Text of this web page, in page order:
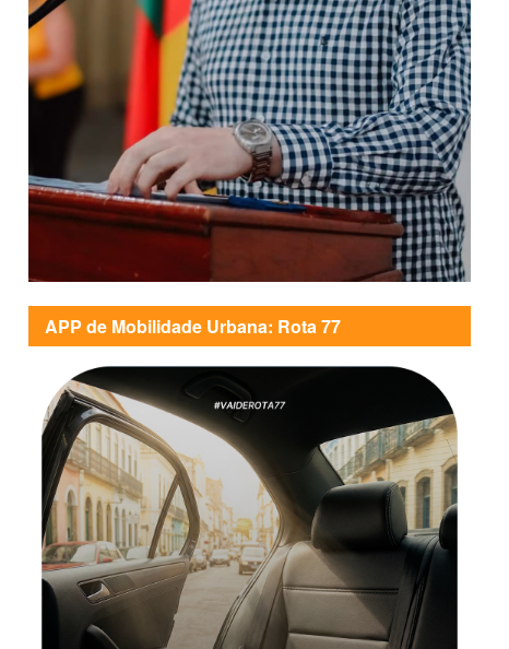
APP de Mobilidade Urbana: Rota 77